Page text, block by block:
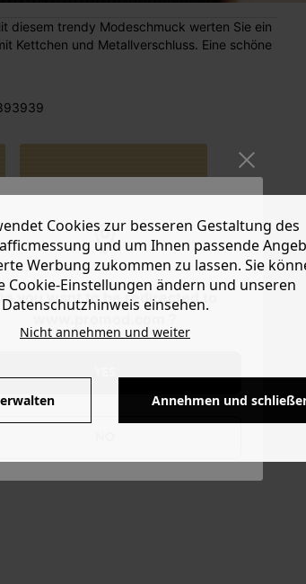
Do you want to be redirected to
diesem trendy Modeschmuck werten Sie ein
Kettchen und Metallverschluss. Eine schöne
MASSE
Längenverstell
bar von ca. 41
bis 46 cm.
Cookies zur besseren Gestaltung des
und um Ihnen passende
Werbung zukommen zu lassen. Sie
Cookie-Einstellungen ändern und unseren
Datenschutzhinweis einsehen.
Nicht annehmen und weiter
Annehmen und